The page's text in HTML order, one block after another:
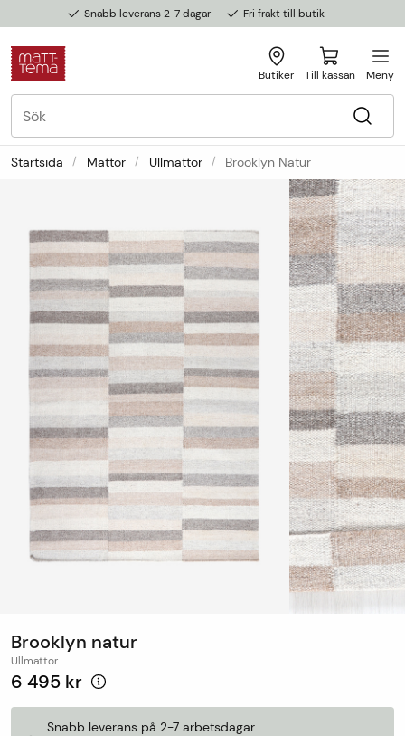
Snabb leverans 2-7 dagar Fri frakt till butik
Butiker Till kassan Meny
Startsida Mattor Ullmattor Brooklyn Natur
Brooklyn natur
Ullmattor
6 495 kr
Snabb leverans på 2-7 arbetsdagar